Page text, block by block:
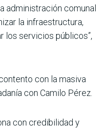
administración comunal
la infraestructura,
los servicios públicos”,
con la masiva
con Camilo Pérez.
con credibilidad y